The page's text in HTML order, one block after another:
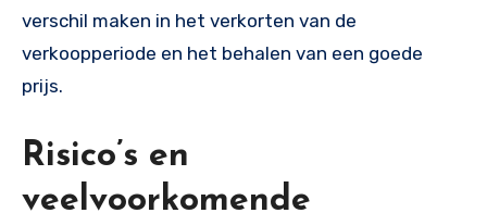
verschil maken in het verkorten van de
verkoopperiode en het behalen van een goede
prijs.
Risico’s en
veelvoorkomende